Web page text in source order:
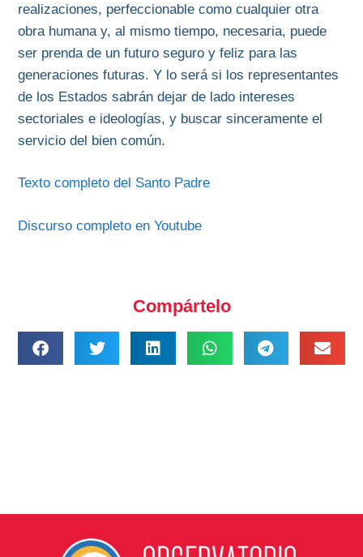
realizaciones, perfeccionable como cualquier otra
obra humana y, al mismo tiempo, necesaria, puede
ser prenda de un futuro seguro y feliz para las
generaciones futuras. Y lo será si los representantes
de los Estados sabrán dejar de lado intereses
sectoriales e ideologías, y buscar sinceramente el
servicio del bien común.
Texto completo del Santo Padre
Discurso completo en Youtube
Compártelo